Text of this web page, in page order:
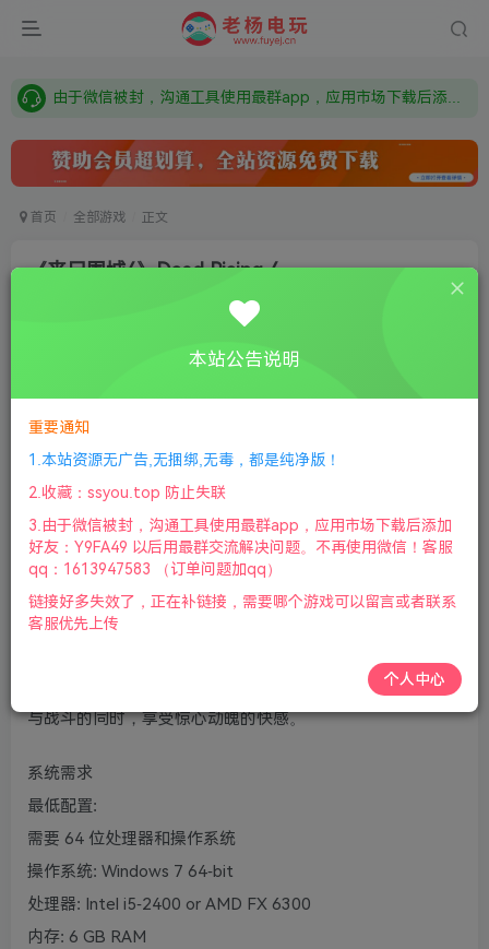
需要什么游戏请联系客服，若链接失效请联系客服，百度网盘边上的激活码也是解压密码
由于微信被封，沟通工具使用最群app，应用市场下载后添加好友：Y9FA49 以后用最群交流解决问题。不再使用微信！
首页 全部游戏 正文
《丧尸围城4》Dead Rising 4
①下载安装教程 ②下载安装视频教程 ③ 游戏运行
版本：v20180829|容量70GB|官方简体中文|集成9DLCs|支
持键盘.鼠标.手柄|赠多项修改器|赠蓝图全收集.避难所最高.
通关存档|2024年09月06号更新
节，这次摄影记者弗兰克·韦斯特将再度登场。《丧尸围城
能，能让玩家在壮阔的开放世界沙盒中为求生而探索、搜刮
与战斗的同时，享受惊心动魄的快感。
系统需求
最低配置:
需要 64 位处理器和操作系统
操作系统: Windows 7 64-bit
处理器: Intel i5-2400 or AMD FX 6300
内存: 6 GB RAM
本站公告说明
重要通知
1.本站资源无广告,无捆绑,无毒，都是纯净版！
2.收藏：ssyou.top 防止失联
3.由于微信被封，沟通工具使用最群app，应用市场下载后添加
好友：Y9FA49 以后用最群交流解决问题。不再使用微信！客服
qq：1613947583 （订单问题加qq）
链接好多失效了，正在补链接，需要哪个游戏可以留言或者联系
客服优先上传
个人中心